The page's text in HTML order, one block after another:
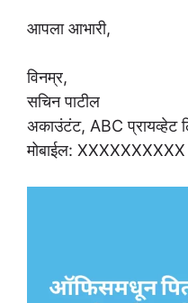
आपला आभारी,
विनम्र,
सचिन पाटील
अकाउंटंट, ABC प्रायव्हेट
मोबाईल: XXXXXXXXXX